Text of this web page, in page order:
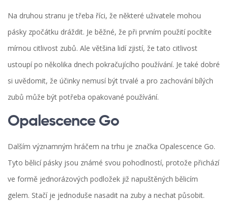
Na druhou stranu je třeba říci, že některé uživatele mohou
pásky zpočátku dráždit. Je běžné, že při prvním použití pocítíte
mírnou citlivost zubů. Ale většina lidí zjistí, že tato citlivost
ustoupí po několika dnech pokračujícího používání. Je také dobré
si uvědomit, že účinky nemusí být trvalé a pro zachování bílých
zubů může být potřeba opakované používání.
Opalescence Go
Dalším významným hráčem na trhu je značka Opalescence Go.
Tyto bělicí pásky jsou známé svou pohodlností, protože přichází
ve formě jednorázových podložek již napuštěných bělicím
gelem. Stačí je jednoduše nasadit na zuby a nechat působit.